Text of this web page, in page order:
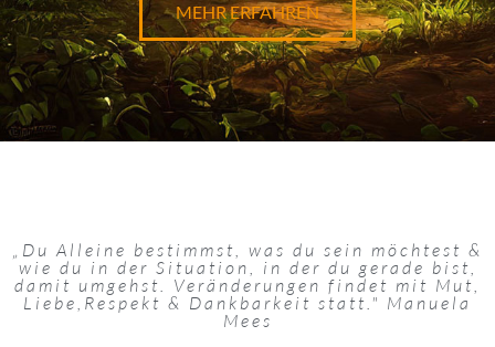
MEHR ERFAHREN
„Du Alleine bestimmst, was du sein möchtest &
wie du in der Situation, in der du gerade bist,
damit umgehst. Veränderungen findet mit Mut,
Liebe,Respekt & Dankbarkeit statt." Manuela
Mees